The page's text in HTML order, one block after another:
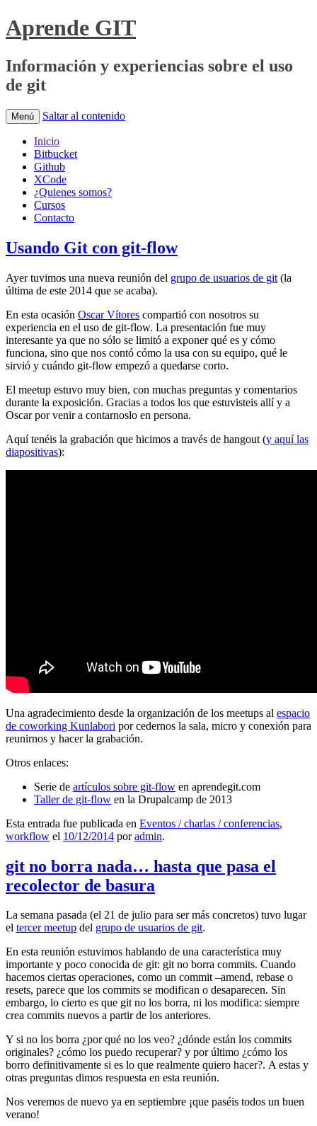
Aprende GIT
Información y experiencias sobre el uso
de git
Menú Saltar al contenido
Inicio
Bitbucket
Github
XCode
¿Quienes somos?
Cursos
Contacto
Usando Git con git-flow
Ayer tuvimos una nueva reunión del grupo de usuarios de git (la
última de este 2014 que se acaba).
En esta ocasión Oscar Vítores compartió con nosotros su
experiencia en el uso de git-flow. La presentación fue muy
interesante ya que no sólo se limitó a exponer qué es y cómo
funciona, sino que nos contó cómo la usa con su equipo, qué le
sirvió y cuándo git-flow empezó a quedarse corto.
El meetup estuvo muy bien, con muchas preguntas y comentarios
durante la exposición. Gracias a todos los que estuvisteis allí y a
Oscar por venir a contarnoslo en persona.
Aquí tenéis la grabación que hicimos a través de hangout (y aquí las
diapositivas):
Una agradecimiento desde la organización de los meetups al espacio
de coworking Kunlabori por cedernos la sala, micro y conexión para
reunirnos y hacer la grabación.
Otros enlaces:
Serie de artículos sobre git-flow en aprendegit.com
Taller de git-flow en la Drupalcamp de 2013
Esta entrada fue publicada en Eventos / charlas / conferencias,
workflow el 10/12/2014 poradmin.
git no borra nada… hasta que pasa el
recolector de basura
La semana pasada (el 21 de julio para ser más concretos) tuvo lugar
el tercer meetup del grupo de usuarios de git.
En esta reunión estuvimos hablando de una característica muy
importante y poco conocida de git: git no borra commits. Cuando
hacemos ciertas operaciones, como un commit –amend, rebase o
resets, parece que los commits se modifican o desaparecen. Sin
embargo, lo cierto es que git no los borra, ni los modifica: siempre
crea commits nuevos a partir de los anteriores.
Y si no los borra ¿por qué no los veo? ¿dónde están los commits
originales? ¿cómo los puedo recuperar? y por último ¿cómo los
borro definitivamente si es lo que realmente quiero hacer?. A estas y
otras preguntas dimos respuesta en esta reunión.
Nos veremos de nuevo ya en septiembre ¡que paséis todos un buen
verano!